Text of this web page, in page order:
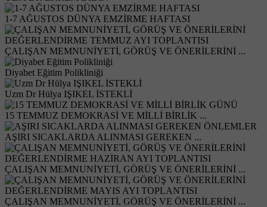
1-7 AĞUSTOS DÜNYA EMZİRME HAFTASI
ÇALIŞAN MEMNUNİYETİ, GÖRÜŞ VE ÖNERİLERİNİ ...
Diyabet Eğitim Polikliniği
Uzm Dr Hülya IŞIKEL İSTEKLİ
15 TEMMUZ DEMOKRASİ VE MİLLİ BİRLİK ...
AŞIRI SICAKLARDA ALINMASI GEREKEN ...
ÇALIŞAN MEMNUNİYETİ, GÖRÜŞ VE ÖNERİLERİNİ ...
ÇALIŞAN MEMNUNİYETİ, GÖRÜŞ VE ÖNERİLERİNİ ...